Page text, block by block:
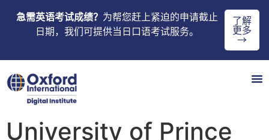
急需英语考试成绩？ 为帮您赶上紧迫的申请截止
日期，我们可提供当日口语考试服务。
了解
更多
→
University of Prince